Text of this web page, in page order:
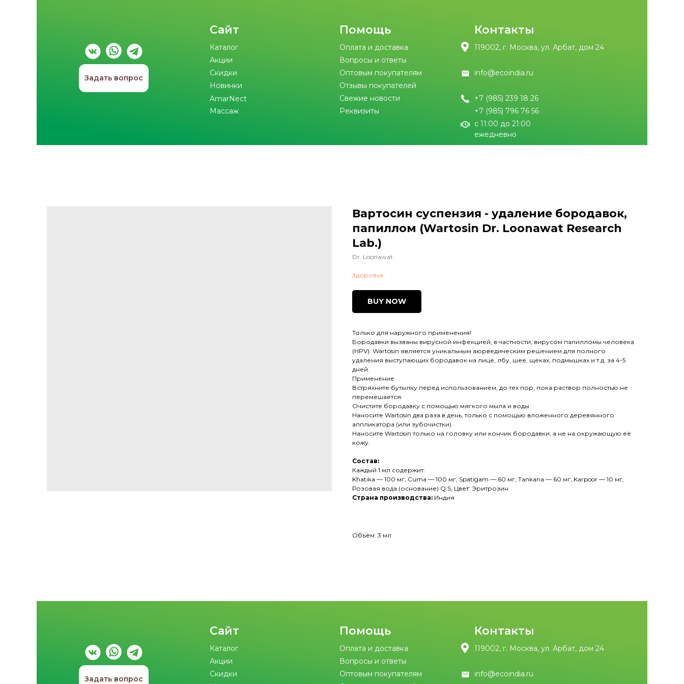
Сайт Помощь
Оплата и доставка
Вопросы и ответы
Оптовым покупателям
Отзывы покупателей
Свежие новости
Контакты
Реквизиты
119002, г. Москва, ул. Арбат, дом 24
info@ecoindia.ru
+7 (985) 239 18 26
+7 (985) 796 76 56
с 11:00 до 21:00
ежедневно
Задать вопрос
Акции
Скидки
Новинки
AmarNect
Массаж
Каталог
Вартосин суспензия - удаление бородавок,
папиллом (Wartosin Dr. Loonawat Research
Lab.)
Dr. Loonawat
Здоровье
BUY NOW
Только для наружного применения!
Бородавки вызваны вирусной инфекцией, в частности, вирусом папилломы человека
(HPV). Wartosin является уникальным аюрведическим решением для полного
удаления выступающих бородавок на лице, лбу, шее, щеках, подмышках и т.д. за 4-5
дней.
Применение
Встряхните бутылку перед использованием, до тех пор, пока раствор полностью не
перемешается.
Очистите бородавку с помощью мягкого мыла и воды.
Наносите Wartosin два раза в день, только с помощью вложенного деревянного
аппликатора (или зубочистки).
Наносите Wartosin только на головку или кончик бородавки, а не на окружающую её
кожу.
Состав:
Каждый 1 мл содержит:
Khatika — 100 мг, Cuma — 100 мг, Spatigam — 60 мг, Tankana — 60 мг, Karpoor — 10 мг,
Розовая вода (основание) Q.S, Цвет: Эритрозин
Страна производства: Индия
Объём: 3 мл
Сайт Помощь
Оплата и доставка
Вопросы и ответы
Оптовым покупателям
Контакты
119002, г. Москва, ул. Арбат, дом 24
info@ecoindia.ru
Задать вопрос
Акции
Скидки
Каталог